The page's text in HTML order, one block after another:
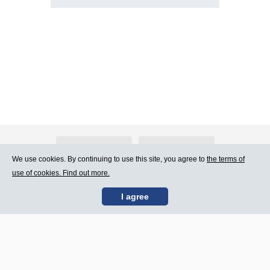
Contact Us Terms of Use
We use cookies. By continuing to use this site, you agree to the terms of
use of cookies. Find out more.
I agree